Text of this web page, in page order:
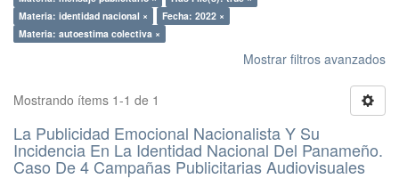
Materia: identidad nacional ×
Fecha: 2022 ×
Materia: autoestima colectiva ×
Mostrar filtros avanzados
Mostrando ítems 1-1 de 1
La Publicidad Emocional Nacionalista Y Su
Incidencia En La Identidad Nacional Del Panameño.
Caso De 4 Campañas Publicitarias Audiovisuales